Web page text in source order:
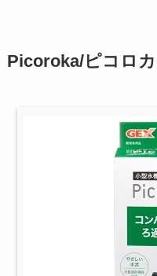
Picoroka/ピコロ